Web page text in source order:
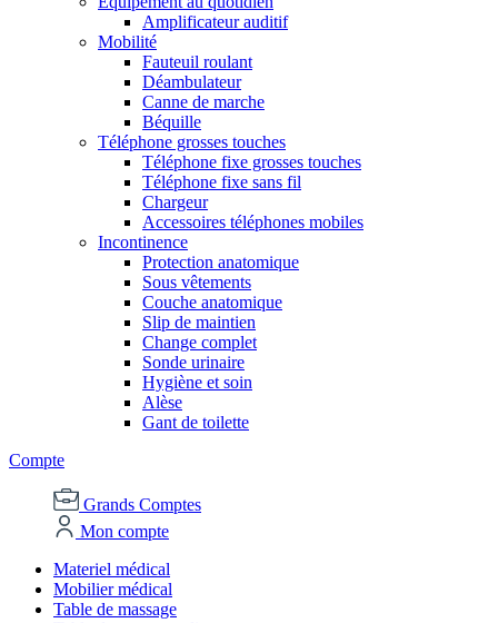
Amplificateur auditif
Mobilité
Fauteuil roulant
Déambulateur
Canne de marche
Béquille
Téléphone grosses touches
Téléphone fixe grosses touches
Téléphone fixe sans fil
Chargeur
Accessoires téléphones mobiles
Incontinence
Protection anatomique
Sous vêtements
Couche anatomique
Slip de maintien
Change complet
Sonde urinaire
Hygiène et soin
Alèse
Gant de toilette
Compte
Grands Comptes
Mon compte
Materiel médical
Mobilier médical
Table de massage